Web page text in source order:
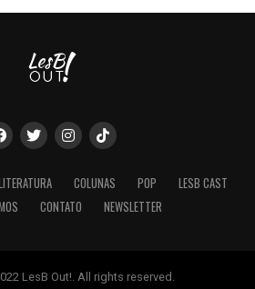
COLUNAS POP
LESB CAST
CONTATO NEWSLETTER
LesB Out!. All rights reserved.